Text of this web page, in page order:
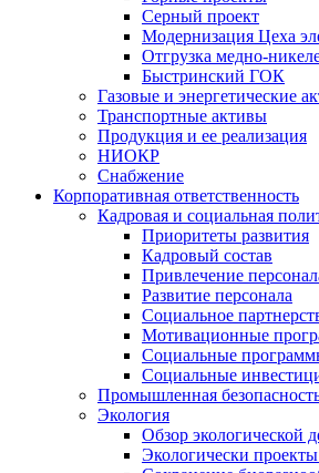
Серный проект
Модернизация Цеха
Отгрузка медно-
Быстринский ГОК
Газовые и энергетические
Транспортные активы
Продукция и ее реализация
НИОКР
Снабжение
Корпоративная ответственность
Кадровая и социальная
Приоритеты развития
Кадровый состав
Привлечение
Развитие персонала
Социальное
Мотивационные
Социальные
Социальные
Промышленная
Экология
Обзор экологической
Экологически